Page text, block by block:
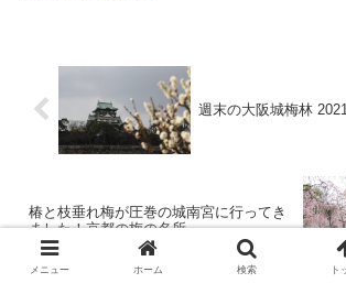
週末の大阪城梅林
椿と枝垂れ梅が圧巻の城南宮に行ってき
ました！京都の梅の名所
メニュー ホーム 検索 ト